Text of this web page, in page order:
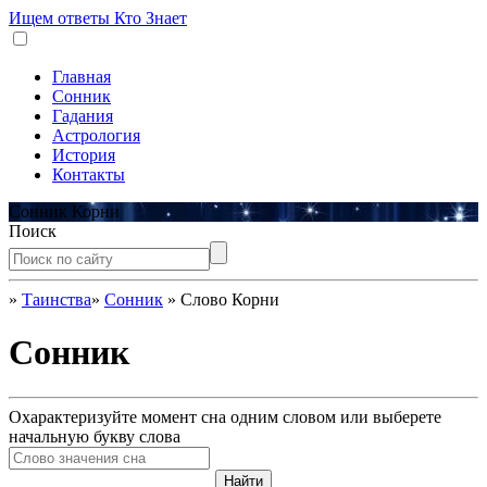
Ищем ответы Кто Знает
Главная
Сонник
Гадания
Астрология
История
Контакты
Сонник Корни
Поиск
» Таинства» Сонник » Слово Корни
Сонник
Охарактеризуйте момент сна одним словом или выберете
начальную букву слова